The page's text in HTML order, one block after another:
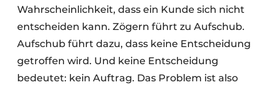
Wahrscheinlichkeit, dass ein Kunde sich nicht
entscheiden kann. Zögern führt zu Aufschub.
Aufschub führt dazu, dass keine Entscheidung
getroffen wird. Und keine Entscheidung
bedeutet: kein Auftrag. Das Problem ist also